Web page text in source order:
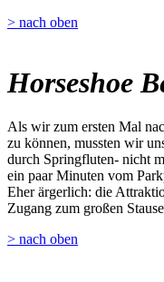
> nach oben
Horseshoe
Als wir zum ersten Mal
zu können, mussten wir
durch Springfluten- nicht
ein paar Minuten vom
Eher ärgerlich: die
Zugang zum großen
> nach oben